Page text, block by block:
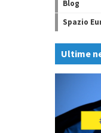
Blog
Spazio
Ultime